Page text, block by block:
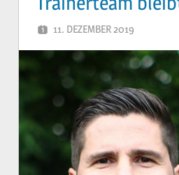
11. DEZEMBER 2019